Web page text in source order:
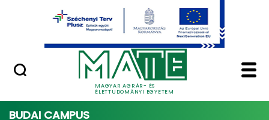
Ugrás a fő tartalomhoz
MAGYAR AGRÁR- ÉS
ÉLETTUDOMÁNYI EGYETEM
Minőségügy
Home - Magyar
BUDAI CAMPUS